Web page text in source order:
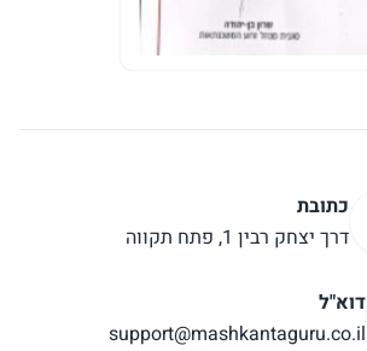
כתובת
דרך יצחק רבין 1, פתח תקווה
דוא"ל
support@mashkantaguru.co.il